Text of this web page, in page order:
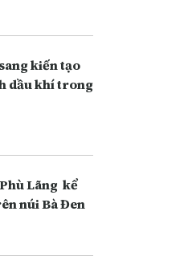
kiến tạo
dầu khí trong
Lãng kể
núi Bà Đen